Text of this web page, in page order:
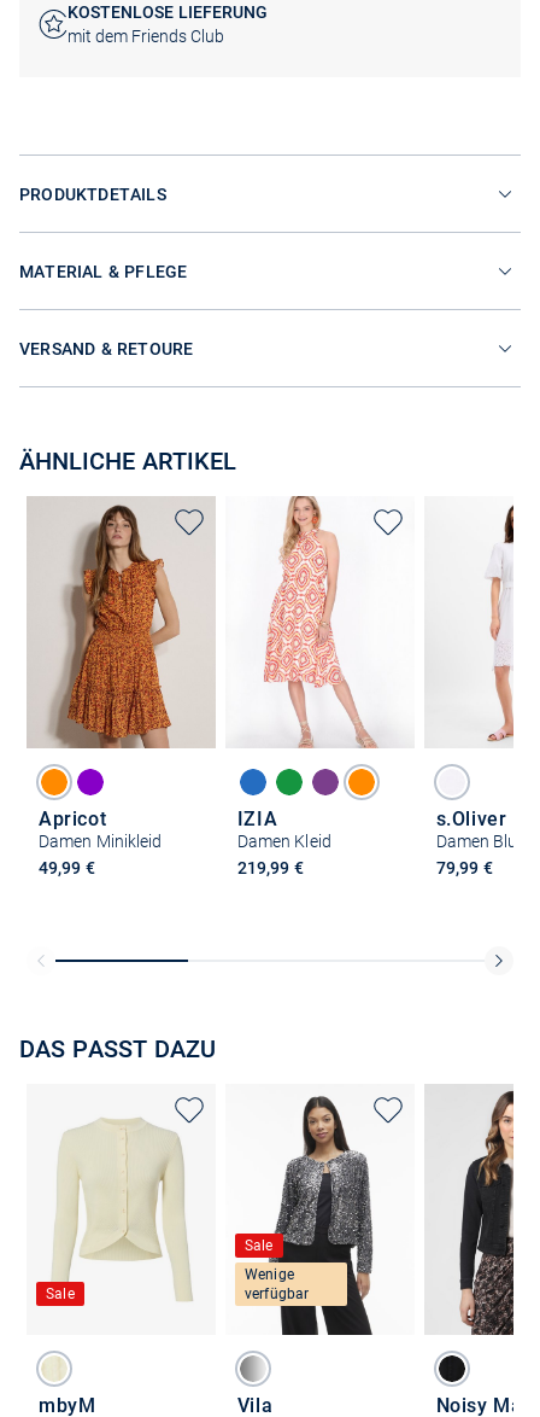
KOSTENLOSE LIEFERUNG
mit dem Friends Club
PRODUKTDETAILS
MATERIAL & PFLEGE
VERSAND & RETOURE
ÄHNLICHE ARTIKEL
Apricot
Damen Minikleid
49,99 €
IZIA
Damen Kleid
219,99 €
s.Oliver
Damen
79,99 €
DAS PASST DAZU
Sale
mbyM
Sale
Wenige
verfügbar
Vila Noisy May